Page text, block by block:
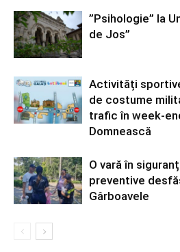
”Psihologie” la
de Jos”
Activități
de costume
trafic în week-
Domnească
O vară în
preventive
Gârboavele